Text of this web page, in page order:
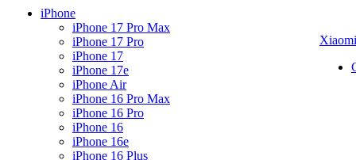
iPhone
iPhone 17 Pro Max
iPhone 17 Pro
iPhone 17
iPhone 17e
iPhone Air
iPhone 16 Pro Max
iPhone 16 Pro
iPhone 16
iPhone 16e
iPhone 16 Plus
Xiaomi